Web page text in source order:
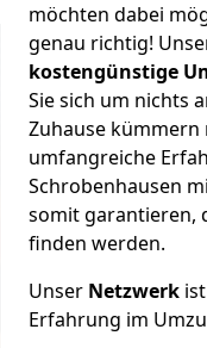
möchten dabei
genau richtig!
kostengünstige
Sie sich um nichts
Zuhause
umfangreiche
Schrobenhausen
somit garantieren,
finden werden.
Unser Netzwerk
Erfahrung im